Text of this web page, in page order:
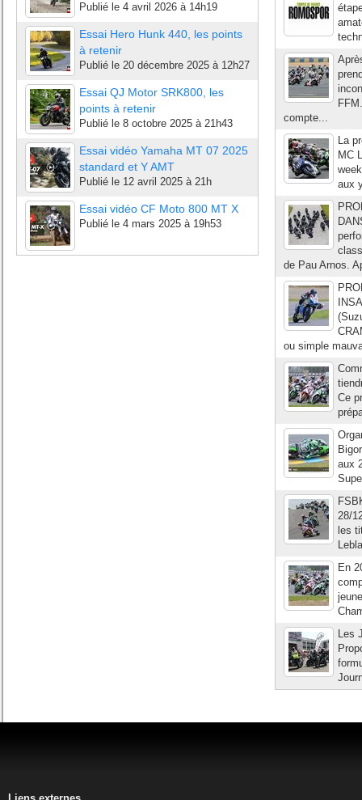
Publié le 4 avril 2026 à 14h19
Essai Hero Hunk 440, les points
à retenir
Publié le 20 décembre 2025 à 12h27
Essai QJ Motor SRK800, les
points à retenir
Publié le 8 octobre 2025 à 21h43
Essai vidéo Yamaha MT 07 2025
standard et Y AMT
Publié le 12 avril 2025 à 21h
Essai vidéo CF Moto 800 MT X
Publié le 4 mars 2025 à 19h53
compte...
La
MC
aux
de Pau Arnos.
ou simple
Ce
aux
28/
les
En
Les